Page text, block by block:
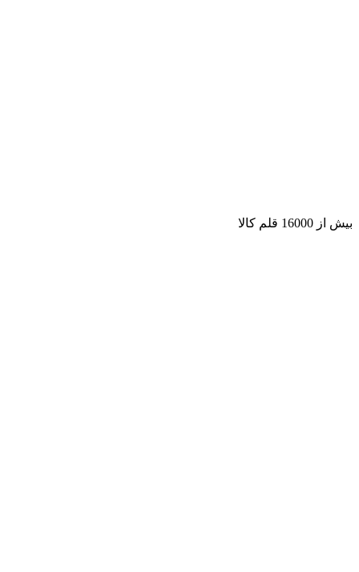
بیش از 16000 قلم کالا